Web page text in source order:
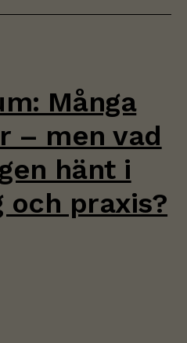
Många
– men vad
hänt i
och praxis?